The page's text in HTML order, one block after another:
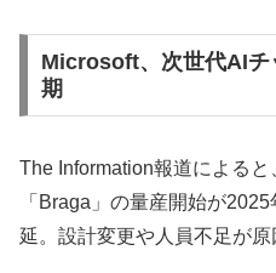
Microsoft、次世代AIチ
期
The Information報道による
「Braga」の量産開始が
延。設計変更や人員不足が原